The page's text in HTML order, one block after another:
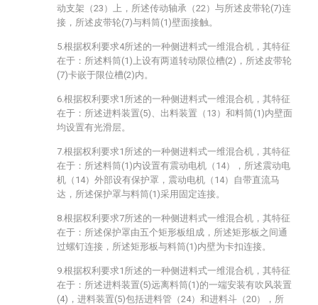
动支架（23）上，所述传动轴承（22）与所述皮带轮(7)连
接，所述皮带轮(7)与料筒(1)壁面接触。
5.根据权利要求4所述的一种侧进料式一维混合机，其特征
在于：所述料筒(1)上设有两道转动限位槽(2)，所述皮带轮
(7)卡嵌于限位槽(2)内。
6.根据权利要求1所述的一种侧进料式一维混合机，其特征
在于：所述进料装置(5)、出料装置（13）和料筒(1)内壁面
均设置有光滑层。
7.根据权利要求1所述的一种侧进料式一维混合机，其特征
在于：所述料筒(1)内设置有震动电机（14），所述震动电
机（14）外部设有保护罩，震动电机（14）自带直流马
达，所述保护罩与料筒(1)采用固定连接。
8.根据权利要求7所述的一种侧进料式一维混合机，其特征
在于：所述保护罩由五个矩形板组成，所述矩形板之间通
过螺钉连接，所述矩形板与料筒(1)内壁为卡扣连接。
9.根据权利要求1所述的一种侧进料式一维混合机，其特征
在于：所述进料装置(5)远离料筒(1)的一端安装有吹风装置
(4)，进料装置(5)包括进料管（24）和进料斗（20），所